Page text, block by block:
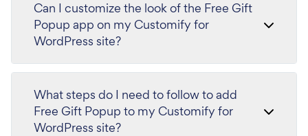
Can I customize the look of the Free Gift
Popup app on my Customify for
WordPress site?
What steps do I need to follow to add
Free Gift Popup to my Customify for
WordPress site?